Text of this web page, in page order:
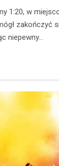
1:20, w
zakończyć
niepewny…